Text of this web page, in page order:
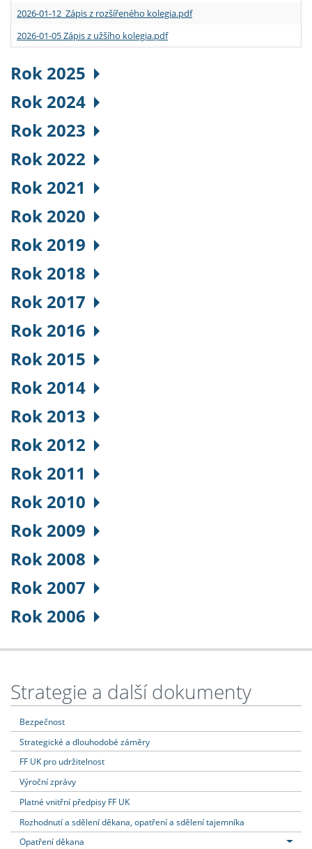
2026-01-12 Zápis z rozšířeného kolegia.pdf
2026-01-05 Zápis z užšího kolegia.pdf
Rok 2025
Rok 2024
Rok 2023
Rok 2022
Rok 2021
Rok 2020
Rok 2019
Rok 2018
Rok 2017
Rok 2016
Rok 2015
Rok 2014
Rok 2013
Rok 2012
Rok 2011
Rok 2010
Rok 2009
Rok 2008
Rok 2007
Rok 2006
Strategie a další dokumenty
Bezpečnost
Strategické a dlouhodobé záměry
FF UK pro udržitelnost
Výroční zprávy
Platné vnitřní předpisy FF UK
Rozhodnutí a sdělení děkana, opatření a sdělení tajemníka
Opatření děkana